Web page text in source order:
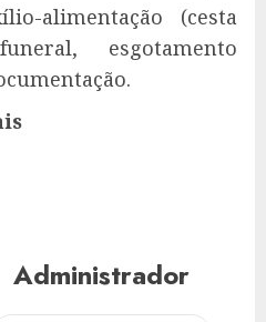
alimentação (cesta
esgotamento
Administrador